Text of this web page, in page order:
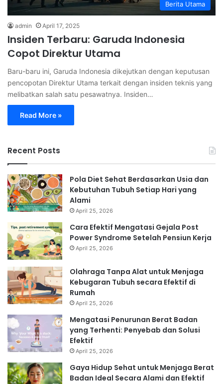
Berita Utama
admin April 17, 2025
Insiden Terbaru: Garuda Indonesia
Copot Direktur Utama
Baru-baru ini, Garuda Indonesia dikejutkan dengan keputusan
pencopotan Direktur Utama terkait dengan insiden teknis yang
melibatkan salah satu pesawatnya. Insiden…
Read More »
Recent Posts
Pola Diet Sehat Berdasarkan Usia dan
Kebutuhan Tubuh Setiap Hari yang
Alami
April 25, 2026
Cara Efektif Mengatasi Gejala Post
Power Syndrome Setelah Pensiun Kerja
April 25, 2026
Olahraga Tanpa Alat untuk Menjaga
Kebugaran Tubuh secara Efektif di
Rumah
April 25, 2026
Mengatasi Penurunan Berat Badan
yang Terhenti: Penyebab dan Solusi
Efektif
April 25, 2026
Gaya Hidup Sehat untuk Menjaga Berat
Badan Ideal Secara Alami dan Efektif